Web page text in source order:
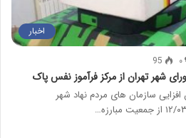
اخبار
۰ 95
شهر تهران از مرکز فرآموز نفس پاک
افزایی سازمان های مردم نهاد شهر